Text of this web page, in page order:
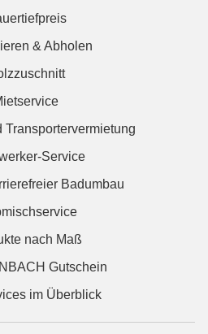
& Abholen
Transportervermietung
Service
Badumbau
nach Maß
Gutschein
im Überblick